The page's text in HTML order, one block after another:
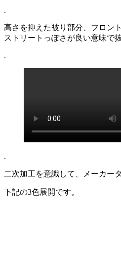
.
高さを抑えた被り部分、フロン
ストリートっぽさが良い意味で
.
.
二次加工を意識して、メーカー
下記の3色展開です。